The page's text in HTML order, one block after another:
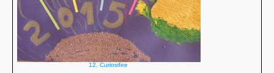
12. Curiosifee